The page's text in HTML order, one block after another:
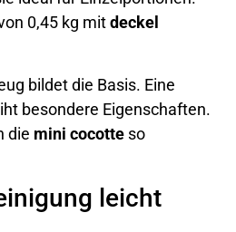
0,45 kg mitdeckel
bildet die Basis. Eine
besondere Eigenschaften.
die mini cocotte so
leicht